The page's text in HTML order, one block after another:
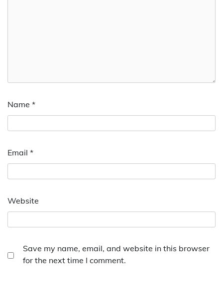
Name *
Email *
Website
Save my name, email, and website in this browser
for the next time I comment.